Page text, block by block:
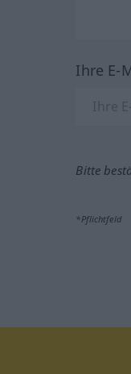
Ihre E-
Bitte
*Pflichtfeld